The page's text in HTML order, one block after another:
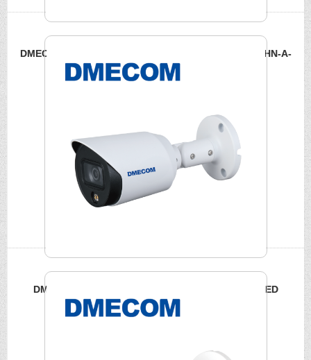
DMECOM 4K智慧聲光報警槍型攝影機 DME-FME1809THN-A-
PV
DMECOM 500萬全彩槍型攝影機 DME-FA509TN-A-LED